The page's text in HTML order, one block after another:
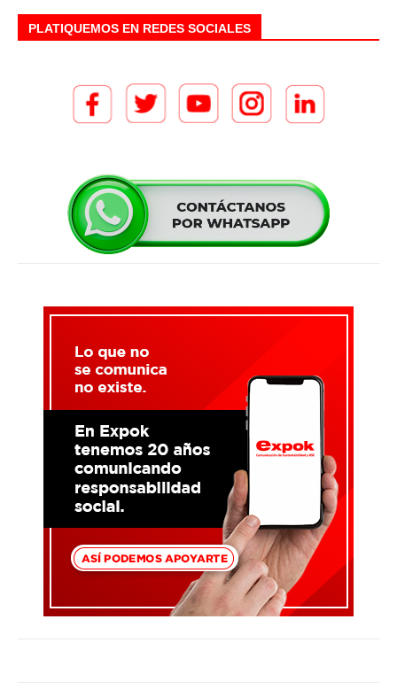
PLATIQUEMOS EN REDES SOCIALES